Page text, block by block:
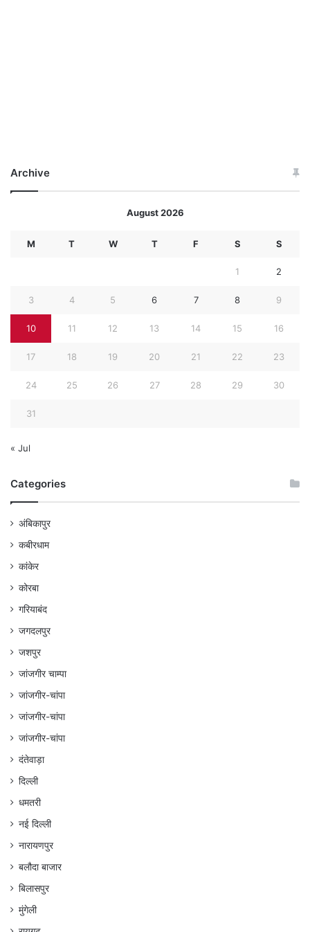
Archive
August 2026
M T W T F S S
1 2
3 4 5 6 7 8 9
10 11 12 13 14 15 16
17 18 19 20 21 22 23
24 25 26 27 28 29 30
31
« Jul
Categories
अंबिकापुर
कबीरधाम
कांकेर
कोरबा
गरियाबंद
जगदलपुर
जशपुर
जांजगीर चाम्पा
जांजगीर-चांपा
जांजगीर-चांपा
जांजगीर-चांपा
दंतेवाड़ा
दिल्ली
धमतरी
नई दिल्ली
नारायणपुर
बलौदा बाजार
बिलासपुर
मुंगेली